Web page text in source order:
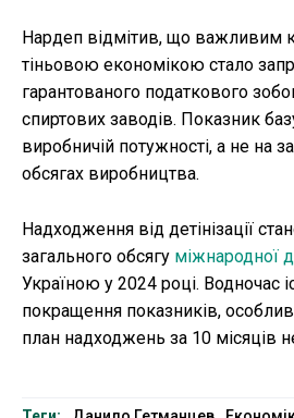
Нардеп відмітив, що важливим
тіньовою економікою стало
гарантованого податкового
спиртових заводів. Показник
виробничій потужності, а не на
обсягах виробництва.
Надходження від детінізації
загального обсягу міжнародної
Україною у 2024 році. Водночас
покращення показників,
план надходжень за 10 місяців